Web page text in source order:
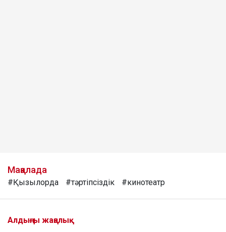
Мақалада
#Қызылорда #тәртіпсіздік #кинотеатр
Алдыңғы жаңалық